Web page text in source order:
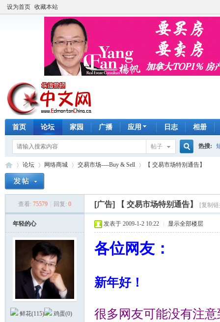
设为首页 收藏本站
首页 论坛 家园 广播 应用 日志 相册
帖子
搜
索
热搜:
手工皂
论坛
›
网络商城
›
交易市场----Buy & Sell
›
【 交易市场特别通告】
查看: 75579 回复: 0 [广告] 【 交易市场特别通告】 [复制
年轻的心
鲜花(115) 鸡蛋(0)
发表于 2009-1-2 10:22 显示全部楼层
各位网友：
新年好！
很多网友可能没有注意